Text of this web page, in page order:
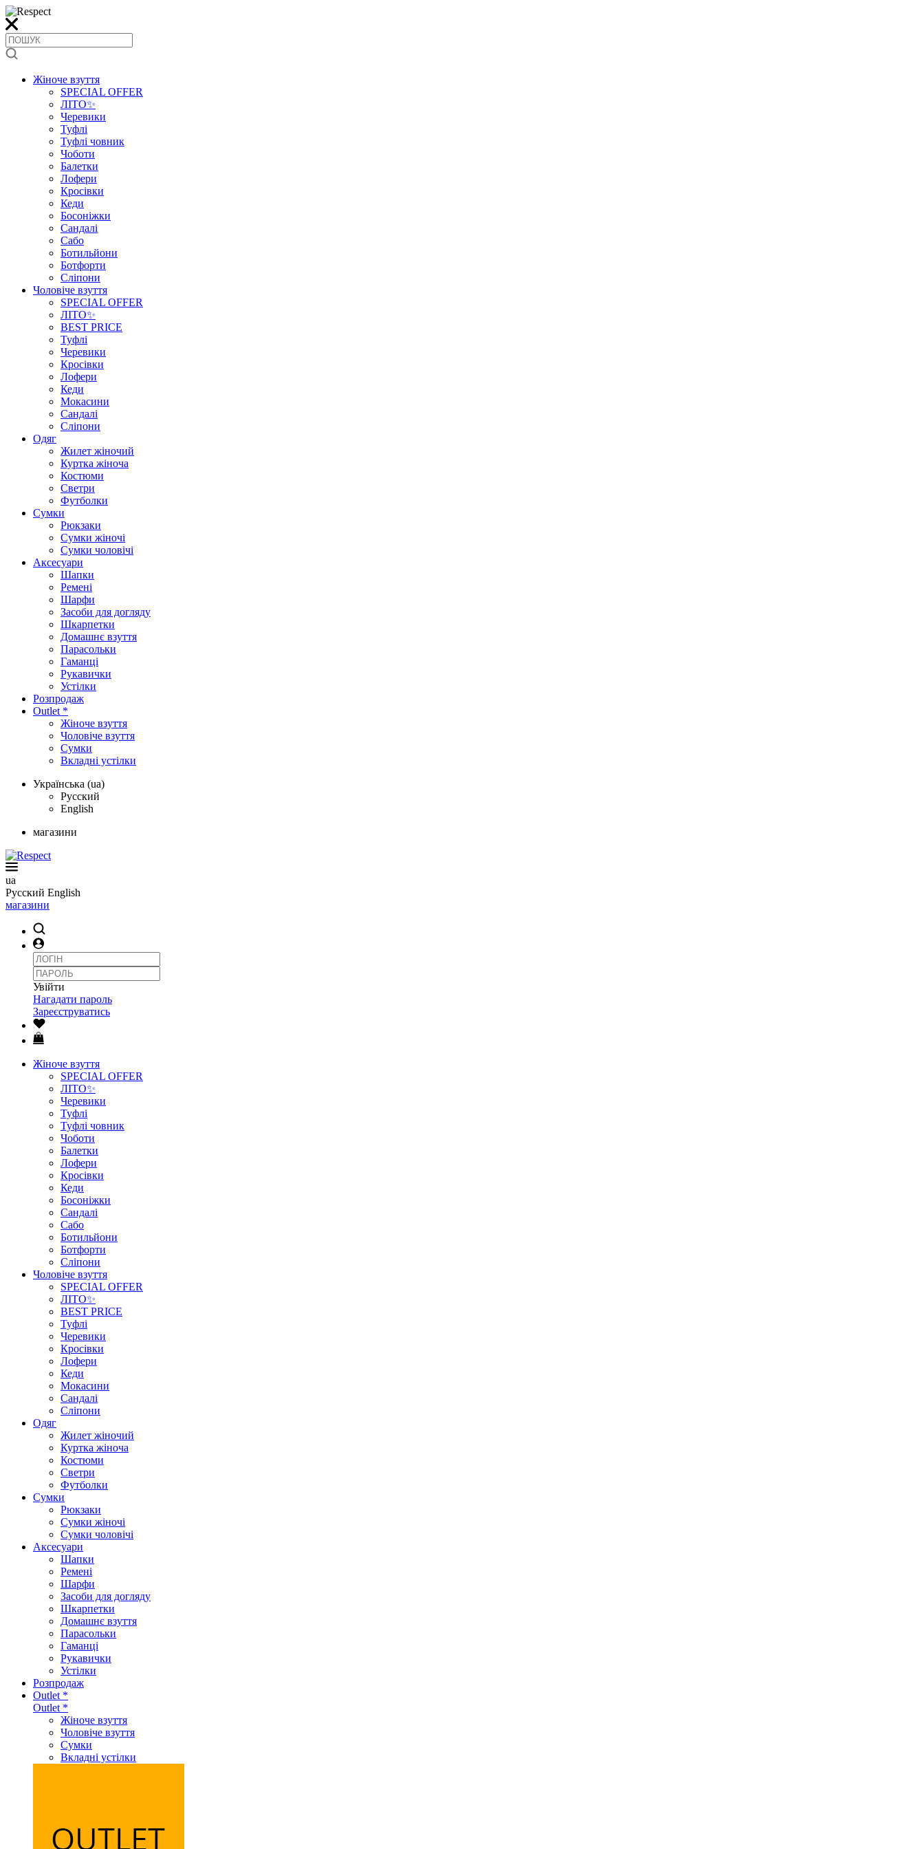
Жіноче взуття
SPECIAL OFFER
ЛІТО✨
Черевики
Туфлі
Туфлі човник
Чоботи
Балетки
Лофери
Кросівки
Кеди
Босоніжки
Сандалі
Сабо
Ботильйони
Ботфорти
Сліпони
Чоловіче взуття
SPECIAL OFFER
ЛІТО✨
BEST PRICE
Туфлі
Черевики
Кросівки
Лофери
Кеди
Мокасини
Сандалі
Сліпони
Одяг
Жилет жіночий
Куртка жіноча
Костюми
Светри
Футболки
Сумки
Рюкзаки
Сумки жіночі
Сумки чоловічі
Аксеcуари
Шапки
Ремені
Шарфи
Засоби для догляду
Шкарпетки
Домашнє взуття
Парасольки
Гаманці
Рукавички
Устілки
Розпродаж
Outlet *
Жіноче взуття
Чоловіче взуття
Сумки
Вкладні устілки
Українська (ua)
Русский
English
магазини
ua
Русский English
магазини
Увійти
Нагадати пароль
Зареєструватись
Жіноче взуття
SPECIAL OFFER
ЛІТО✨
Черевики
Туфлі
Туфлі човник
Чоботи
Балетки
Лофери
Кросівки
Кеди
Босоніжки
Сандалі
Сабо
Ботильйони
Ботфорти
Сліпони
Чоловіче взуття
SPECIAL OFFER
ЛІТО✨
BEST PRICE
Туфлі
Черевики
Кросівки
Лофери
Кеди
Мокасини
Сандалі
Сліпони
Одяг
Жилет жіночий
Куртка жіноча
Костюми
Светри
Футболки
Сумки
Рюкзаки
Сумки жіночі
Сумки чоловічі
Аксеcуари
Шапки
Ремені
Шарфи
Засоби для догляду
Шкарпетки
Домашнє взуття
Парасольки
Гаманці
Рукавички
Устілки
Розпродаж
Outlet *
Outlet *
Жіноче взуття
Чоловіче взуття
Сумки
Вкладні устілки